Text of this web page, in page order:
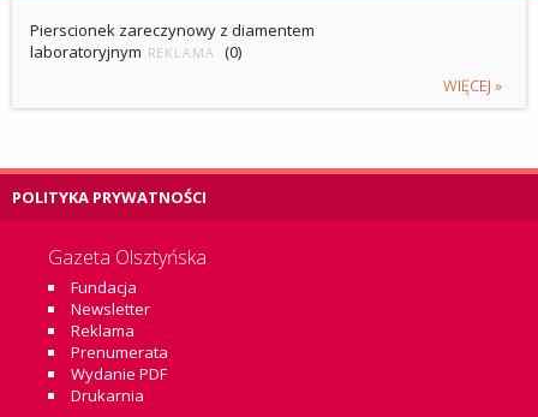
Pierscionek zareczynowy z diamentem
laboratoryjnym REKLAMA (0)
WIĘCEJ »
POLITYKA PRYWATNOŚCI
Gazeta Olsztyńska
Fundacja
Newsletter
Reklama
Prenumerata
Wydanie PDF
Drukarnia